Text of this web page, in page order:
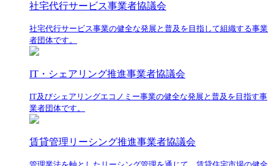
社宅代行サービス事業者協議会
社宅代行サービス事業の健全な発展と普及を目指して組織する事業
者団体です。
IT・シェアリング推進事業者協議会
IT及びシェアリングエコノミー事業の健全な発展と普及を目指す事
業者団体です。
賃貸管理リーシング推進事業者協議会